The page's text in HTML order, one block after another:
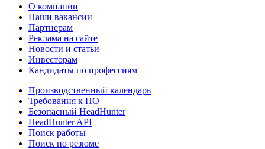
О компании
Наши вакансии
Партнерам
Реклама на сайте
Новости и статьи
Инвесторам
Кандидаты по профессиям
Производственный календарь
Требования к ПО
Безопасный HeadHunter
HeadHunter API
Поиск работы
Поиск по резюме